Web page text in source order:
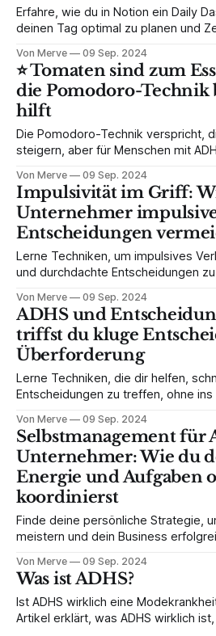
Erfahre, wie du in Notion ein Daily
deinen Tag optimal zu planen und
in ihren Alltag bringen wollen und
Tool suchen.
Von Merve 09 Sep. 2024
⭐️ Tomaten sind zum
die Pomodoro-Technik
hilft
Die Pomodoro-Technik verspricht,
steigern, aber für Menschen mit
wirklich helfen.
Von Merve 09 Sep. 2024
Impulsivität im Griff:
Unternehmer
Entscheidungen
Lerne Techniken, um impulsives
und durchdachte Entscheidungen
Von Merve 09 Sep. 2024
ADHS und
triffst du kluge
Überforderung
Lerne Techniken, die dir helfen,
Entscheidungen zu treffen, ohne
Von Merve 09 Sep. 2024
Selbstmanagement für
Unternehmer: Wie du
Energie und Aufgaben
koordinierst
Finde deine persönliche Strategie,
meistern und dein Business
Von Merve 09 Sep. 2024
Was ist ADHS?
Ist ADHS wirklich eine
Artikel erklärt, was ADHS wirklich